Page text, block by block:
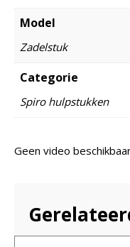
Model
Zadelstuk
Categorie
Spiro hulpstukken
Geen video